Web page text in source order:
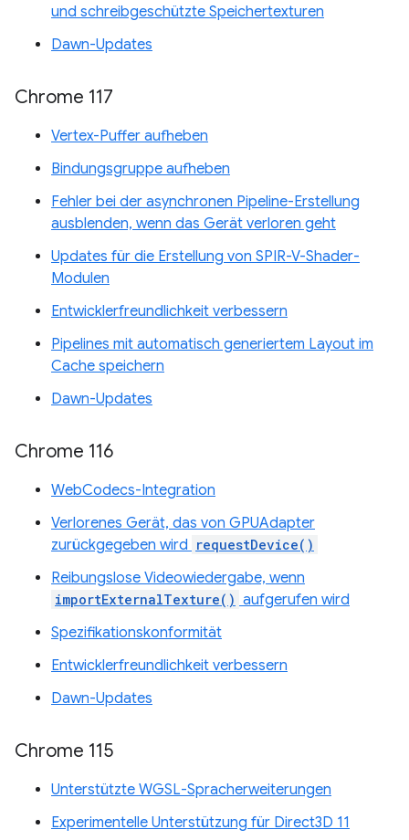
und schreibgeschützte Speichertexturen
Dawn-Updates
Chrome 117
Vertex-Puffer aufheben
Bindungsgruppe aufheben
Fehler bei der asynchronen Pipeline-Erstellung
ausblenden, wenn das Gerät verloren geht
Updates für die Erstellung von SPIR-V-Shader-
Modulen
Entwicklerfreundlichkeit verbessern
Pipelines mit automatisch generiertem Layout im
Cache speichern
Dawn-Updates
Chrome 116
WebCodecs-Integration
Verlorenes Gerät, das von GPUAdapter
zurückgegeben wird requestDevice()
Reibungslose Videowiedergabe, wenn
importExternalTexture() aufgerufen wird
Spezifikationskonformität
Entwicklerfreundlichkeit verbessern
Dawn-Updates
Chrome 115
Unterstützte WGSL-Spracherweiterungen
Experimentelle Unterstützung für Direct3D 11